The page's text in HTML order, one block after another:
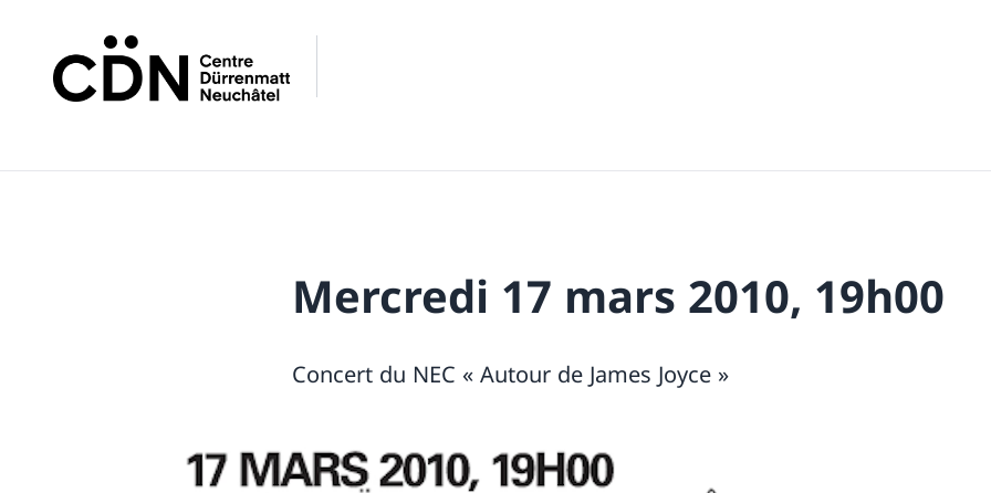
Mercredi 17 mars 2010, 19h00
Concert du NEC « Autour de James Joyce »